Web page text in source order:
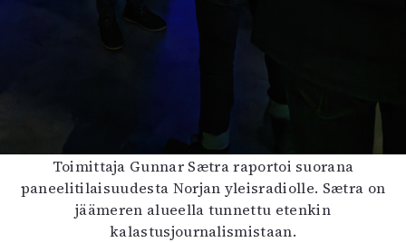
Toimittaja Gunnar Sætra raportoi suorana
paneelitilaisuudesta Norjan yleisradiolle. Sætra on
jäämeren alueella tunnettu etenkin
kalastusjournalismistaan.